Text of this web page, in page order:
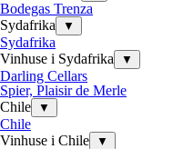
Bodegas Trenza
Sydafrika
▼
Sydafrika
Vinhuse i Sydafrika
▼
Darling Cellars
Spier, Plaisir de Merle
Chile
▼
Chile
Vinhuse i Chile
▼